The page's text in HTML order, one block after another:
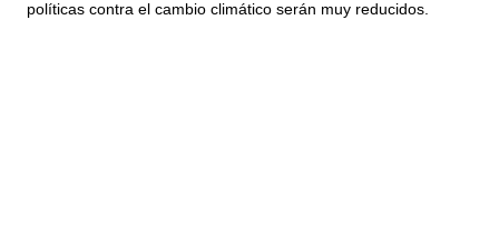
políticas contra el cambio climático serán muy reducidos.